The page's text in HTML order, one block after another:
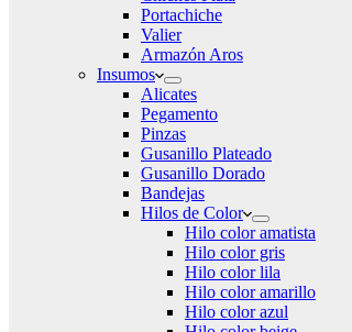
Portachiche
Valier
Armazón Aros
Insumos
Alicates
Pegamento
Pinzas
Gusanillo Plateado
Gusanillo Dorado
Bandejas
Hilos de Color
Hilo color amatista
Hilo color gris
Hilo color lila
Hilo color amarillo
Hilo color azul